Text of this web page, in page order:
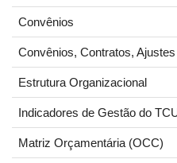
Convênios
Convênios, Contratos,
Estrutura Organizacional
Indicadores de Gestão do
Matriz Orçamentária (OCC)